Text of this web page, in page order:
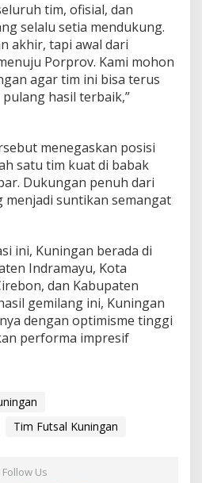
tim, ofisial, dan
selalu setia mendukung.
akhir, tapi awal dari
Porprov. Kami mohon
agar tim ini bisa terus
hasil terbaik,”
menegaskan posisi
satu tim kuat di babak
Dukungan penuh dari
menjadi suntikan semangat
ini, Kuningan berada di
Indramayu, Kota
dan Kabupaten
gemilang ini, Kuningan
dengan optimisme tinggi
performa impresif
Tim Futsal Kuningan
Follow Us